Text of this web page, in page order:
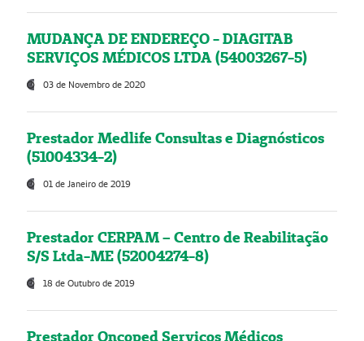
MUDANÇA DE ENDEREÇO - DIAGITAB
SERVIÇOS MÉDICOS LTDA (54003267-5)
03 de Novembro de 2020
Prestador Medlife Consultas e Diagnósticos
(51004334-2)
01 de Janeiro de 2019
Prestador CERPAM – Centro de Reabilitação
S/S Ltda-ME (52004274-8)
18 de Outubro de 2019
Prestador Oncoped Serviços Médicos